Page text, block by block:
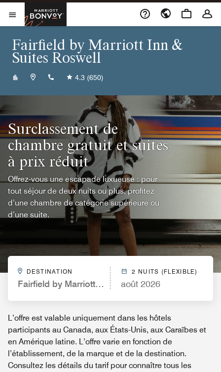
Skip to Content
Ouvrir le menu
Marriott Bonvoy
Fairfield by Marriott Inn &
Suites Roswell
+15756241300
4.3 (650)
Surclassement de
chambre gratuit et suites
à prix réduit
Offrez-vous une escapade luxueuse : pour
tout séjour de deux nuits ou plus, profitez
d’une chambre de catégorie supérieure ou
d’une suite.
DESTINATION
Fairfield by Marriott Inn & Suites Roswell
2 NUITS (FLEXIBLE)
août 2026
L’offre est valable uniquement dans les hôtels
participants au Canada, aux États-Unis, aux Caraïbes et
en Amérique latine. L’offre varie en fonction de
l’établissement, de la marque et de la destination.
Consultez les détails du tarif pour connaître tous les